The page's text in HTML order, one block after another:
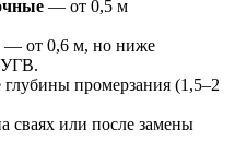
— от 0,5 м
— от 0,6 м, но ниже
УГВ.
промерзания (1,5–2
сваях или после замены